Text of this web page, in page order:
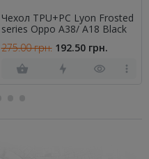
Чехол TPU+PC Lyon Frosted
series Oppo A38/ A18 Black
275.00 грн. 192.50 грн.